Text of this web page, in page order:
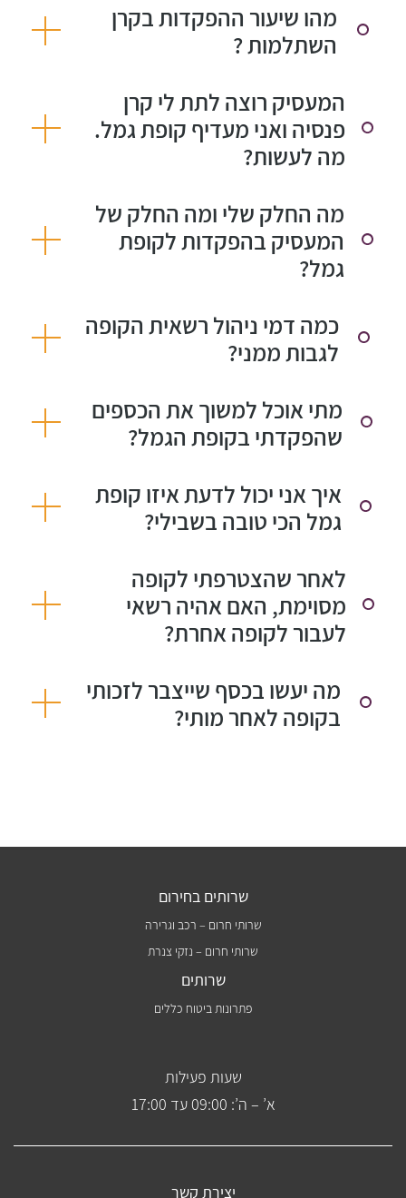
מהו שיעור ההפקדות בקרן
השתלמות ?
המעסיק רוצה לתת לי קרן
פנסיה ואני מעדיף קופת גמל.
מה לעשות?
מה החלק שלי ומה החלק של
המעסיק בהפקדות לקופת
גמל?
כמה דמי ניהול רשאית הקופה
לגבות ממני?
מתי אוכל למשוך את הכספים
שהפקדתי בקופת הגמל?
איך אני יכול לדעת איזו קופת
גמל הכי טובה בשבילי?
לאחר שהצטרפתי לקופה
מסוימת, האם אהיה רשאי
לעבור לקופה אחרת?
מה יעשו בכסף שייצבר לזכותי
בקופה לאחר מותי?
שרותים בחירום
שרותי חרום – רכב וגרירה
שרותי חרום – נזקי צנרת
שרותים
פתרונות ביטוח כללים
שעות פעילות
א’ – ה’: 09:00 עד 17:00
יצירת קשר